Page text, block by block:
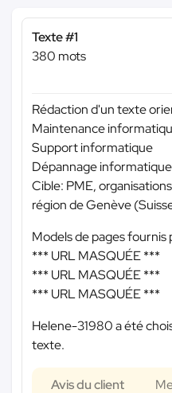
Texte #1
380 mots
Rédaction d'un texte
Maintenance
Support informatique
Dépannage informatique
Cible: PME,
région de Genève
Models de pages fournis
*** URL MASQUÉE ***
*** URL MASQUÉE ***
*** URL MASQUÉE ***
Helene-31980 a été
texte.
Avis du client